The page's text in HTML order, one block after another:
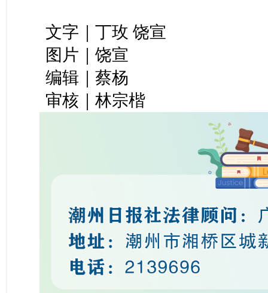
文字｜丁玫 饶宣
图片｜饶宣
编辑｜蔡杨
审核｜林宗楷